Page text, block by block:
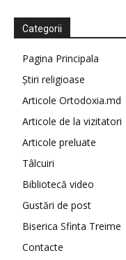
Categorii
Pagina Principala
Știri religioase
Articole Ortodoxia.md
Articole de la vizitatori
Articole preluate
Tâlcuiri
Bibliotecă video
Gustări de post
Biserica Sfinta Treime
Contacte